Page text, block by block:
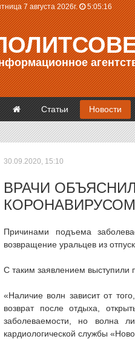
7 августа 2026г. 5:05:16
Статьи Новости
30.09.2020, 15:10
ВРАЧИ
Причинами подъема
возвращение уральцев из
С таким заявлением выступили
«Наличие волн зависит от
возврат после отдыха,
заболеваемости, но волна
кардиологической службы